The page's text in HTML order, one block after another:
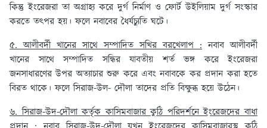
কিন্তু ইংরেজরা তা অগ্রাহ্য করে দুর্গ নির্মাণ ও ফোর্ট উইলিয়াম দুর্গ সংস্কার
করতে তৎপর হয়। ফলে নবাবের ধৈর্যচ্যুতি ঘটে।
৫. আলীবর্দী খানের সাথে সম্পাদিত সখির বরখেলাপ : নবাব আলীবর্দী
খানের সাথে সম্পাদিত সন্ধির যাবতীয় শর্ত ভঙ্গ করে ইংরেজরা
জনসাধারণের উপর অত্যাচার শুরু করে এবং নবাবকে কর প্রদান করা হতে
বিরত থাকে। ফলে সিরাজ-উল- দৌলা তাদের প্রতি বিক্ষুব্ধ হয়ে উঠেন।
৬. সিরাজ-উদ-দৌলা কর্তৃক কাসিমবাজার কুঠি পরিদর্শনে ইংরেজদের বাধা